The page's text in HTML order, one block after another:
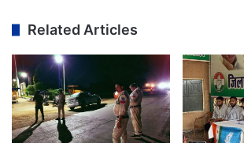
Related Articles